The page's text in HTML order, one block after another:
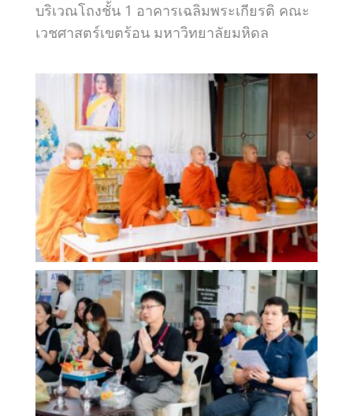
บริเวณโถงชั้น 1 อาคารเฉลิมพระเกียรติ คณะ
เวชศาสตร์เขตร้อน มหาวิทยาลัยมหิดล